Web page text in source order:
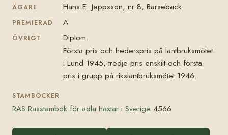
ÄGARE Hans E. Jeppsson, nr 8, Barsebäck
PREMIERAD A
ÖVRIGT
Diplom.
Första pris och hederspris på lantbruksmötet
i Lund 1945, tredje pris enskilt och första
pris i grupp på rikslantbruksmötet 1946.
STAMBÖCKER
RÄS Rasstambok för ädla hästar i Sverige 4566